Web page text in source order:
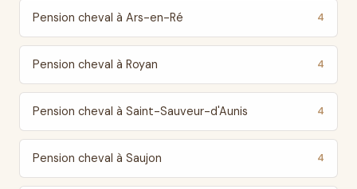
Pension cheval à Ars-en-Ré 4
Pension cheval à Royan 4
Pension cheval à Saint-Sauveur-d'Aunis 4
Pension cheval à Saujon 4